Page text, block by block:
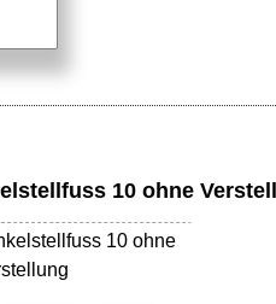
10 ohne
10 ohne